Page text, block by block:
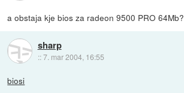
a obstaja kje bios za radeon 9500 PRO 64Mb?
sharp
::7. mar 2004, 16:55
biosi